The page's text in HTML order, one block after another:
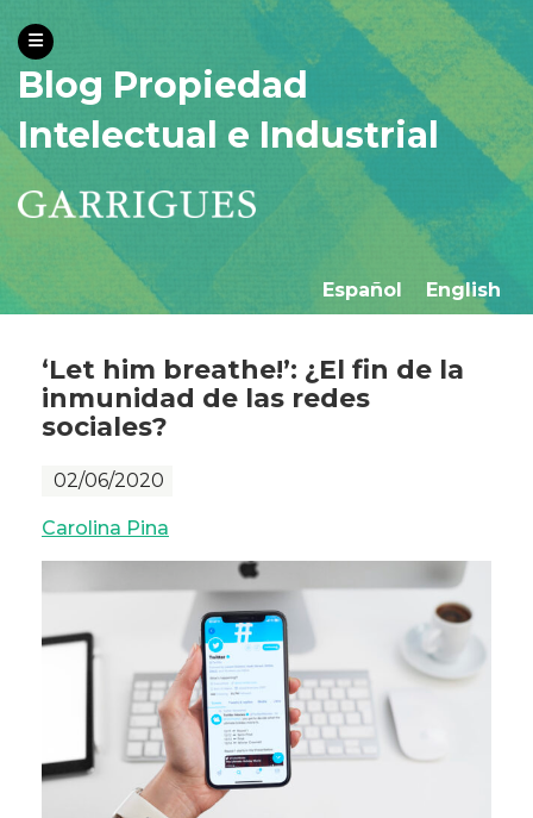
Blog Propiedad
Intelectual e Industrial
Español English
‘Let him breathe!’: ¿El fin de la
inmunidad de las redes
sociales?
02/06/2020
Carolina Pina